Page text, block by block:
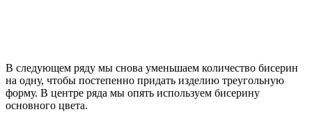
В следующем ряду мы снова уменьшаем количество бисерин
на одну, чтобы постепенно придать изделию треугольную
форму. В центре ряда мы опять используем бисерину
основного цвета.